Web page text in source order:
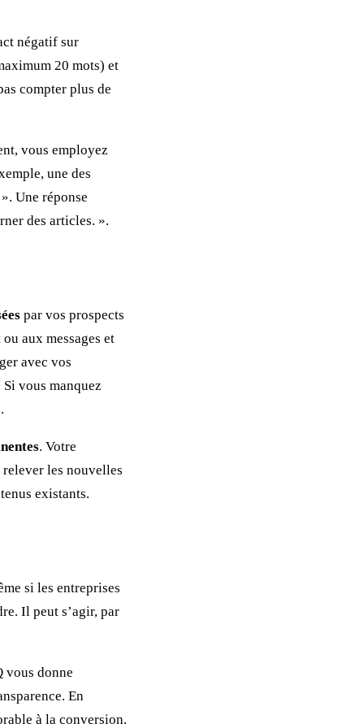
négatif sur
20 mots) et
compter plus de
vous employez
une des
Une réponse
des articles. ».
par vos prospects
aux messages et
avec vos
vous manquez
. Votre
les nouvelles
existants.
si les entreprises
Il peut s’agir, par
vous donne
En
à la conversion.